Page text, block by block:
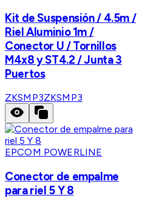
Kit de Suspensión / 4.5m /
Riel Aluminio 1m /
Conector U / Tornillos
M4x8 y ST4.2 / Junta 3
Puertos
ZKSMP3ZKSMP3
EPCOM POWERLINE
Conector de empalme
para riel 5 Y 8